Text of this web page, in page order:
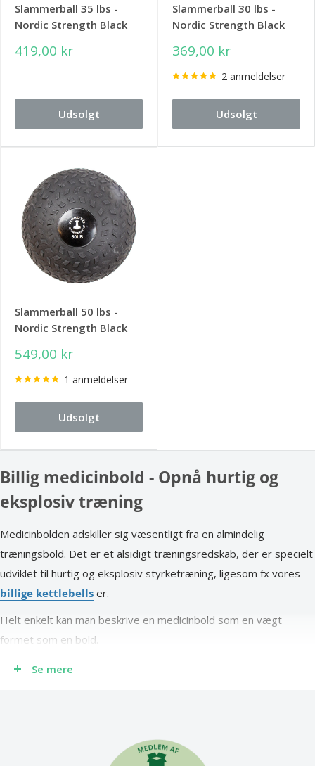
Slammerball 35 lbs -
Nordic Strength Black
419,00 kr
Udsolgt
Slammerball 30 lbs -
Nordic Strength Black
369,00 kr
2 anmeldelser
Udsolgt
Slammerball 50 lbs -
Nordic Strength Black
549,00 kr
1 anmeldelser
Udsolgt
Billig medicinbold - Opnå hurtig og
eksplosiv træning
Medicinbolden adskiller sig væsentligt fra en almindelig
træningsbold. Det er et alsidigt træningsredskab, der er specielt
udviklet til hurtig og eksplosiv styrketræning, ligesom fx vores
billige kettlebells er.
Helt enkelt kan man beskrive en medicinbold som en vægt
formet som en bold.
Den har længe været brugt blandt verdens førende
effektivt, både som ekstra belastning i din egen daglige
Se mere